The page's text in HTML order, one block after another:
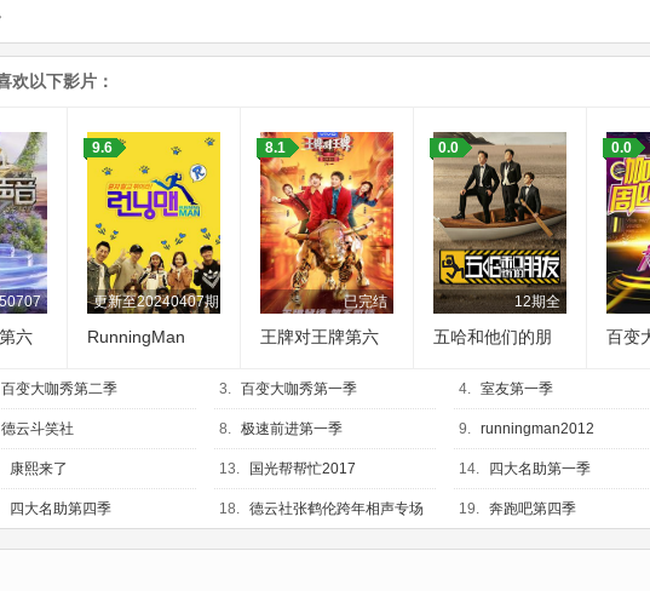
欢以下影片：
六
更新至20240407期
9.6
RunningMan
已完结
8.1
王牌对王牌第六
12期全
0.0
五哈和他们的朋
0.0
百变
百变大咖秀第二季 3. 百变大咖秀第一季 4. 室友第一季
德云斗笑社 8. 极速前进第一季 9. runningman2012
康熙来了 13. 国光帮帮忙2017 14. 四大名助第一季
四大名助第四季 18. 德云社张鹤伦跨年相声专场
长春站
19. 奔跑吧第四季